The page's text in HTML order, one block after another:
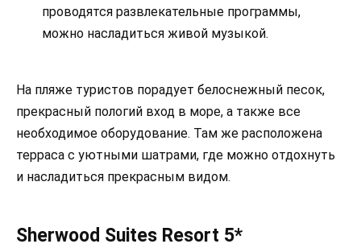
проводятся развлекательные программы,
можно насладиться живой музыкой.
На пляже туристов порадует белоснежный песок,
прекрасный пологий вход в море, а также все
необходимое оборудование. Там же расположена
терраса с уютными шатрами, где можно отдохнуть
и насладиться прекрасным видом.
Sherwood Suites Resort 5*